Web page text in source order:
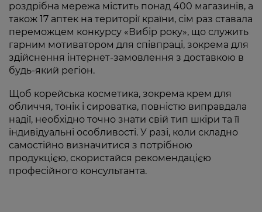
роздрібна мережа містить понад 400 магазинів, а
також 17 аптек на території країни, сім раз ставала
переможцем конкурсу «Вибір року», що служить
гарним мотиватором для співпраці, зокрема для
здійснення інтернет-замовлення з доставкою в
будь-який регіон.
Щоб корейська косметика, зокрема крем для
обличчя, тонік і сироватка, повністю виправдала
надії, необхідно точно знати свій тип шкіри та її
індивідуальні особливості. У разі, коли складно
самостійно визначитися з потрібною
продукцією, скористайся рекомендацією
професійного консультанта.